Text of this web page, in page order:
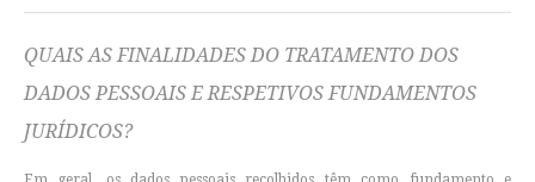
QUAIS AS FINALIDADES DO TRATAMENTO DOS
DADOS PESSOAIS E RESPETIVOS FUNDAMENTOS
JURÍDICOS?